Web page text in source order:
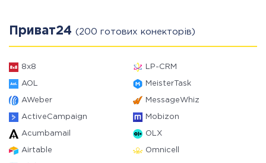
Приват24 (200 готових конекторів)
8x8 LP-CRM
AOL MeisterTask
AWeber MessageWhiz
ActiveCampaign Mobizon
Acumbamail OLX
Airtable Omnicell